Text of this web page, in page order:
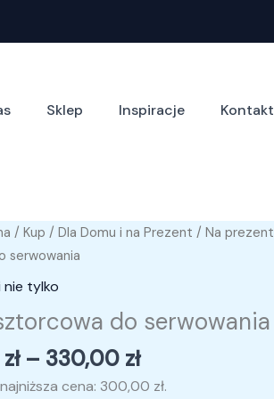
Sklep Inspiracje Kontakt
/ Kup / Dla Domu i na Prezent / Na
serwowania
nie tylko
do serwowania
zł – 330,00 zł
Zakres
do
330,00 zł
cena: 300,00 zł.